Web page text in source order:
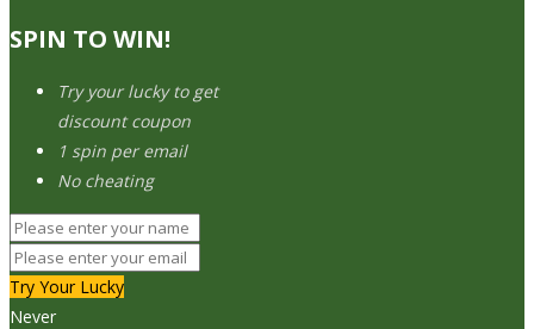
SPIN TO WIN!
Try your lucky to get
discount coupon
1 spin per email
No cheating
Try Your Lucky
Never